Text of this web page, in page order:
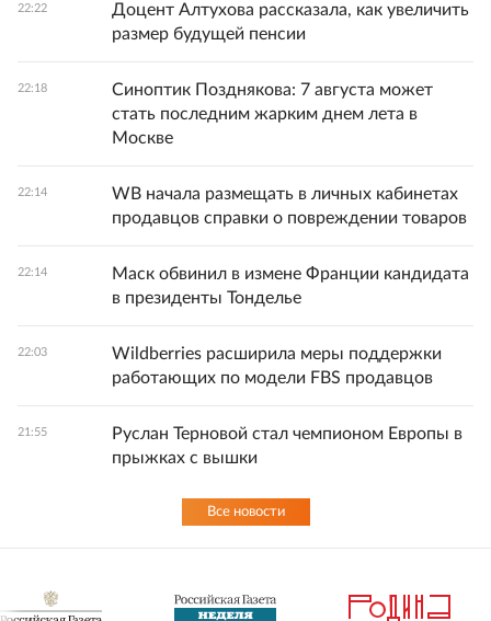
22:22
Доцент Алтухова рассказала, как увеличить
размер будущей пенсии
22:18
Синоптик Позднякова: 7 августа может
стать последним жарким днем лета в
Москве
22:14
WB начала размещать в личных кабинетах
продавцов справки о повреждении товаров
22:14
Маск обвинил в измене Франции кандидата
в президенты Тонделье
22:03
Wildberries расширила меры поддержки
работающих по модели FBS продавцов
21:55
Руслан Терновой стал чемпионом Европы в
прыжках с вышки
Все новости